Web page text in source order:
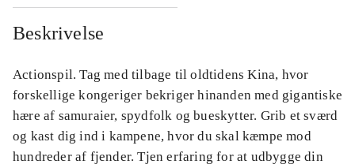
Beskrivelse
Actionspil. Tag med tilbage til oldtidens Kina, hvor
forskellige kongeriger bekriger hinanden med gigantiske
hære af samuraier, spydfolk og bueskytter. Grib et sværd
og kast dig ind i kampene, hvor du skal kæmpe mod
hundreder af fjender. Tjen erfaring for at udbygge din